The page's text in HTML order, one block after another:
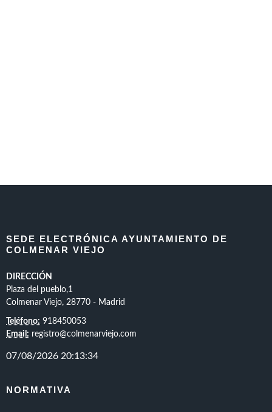
SEDE ELECTRÓNICA AYUNTAMIENTO DE
COLMENAR VIEJO
DIRECCIÓN
Plaza del pueblo,1
Colmenar Viejo, 28770 - Madrid
Teléfono: 918450053
Email: registro@colmenarviejo.com
NORMATIVA